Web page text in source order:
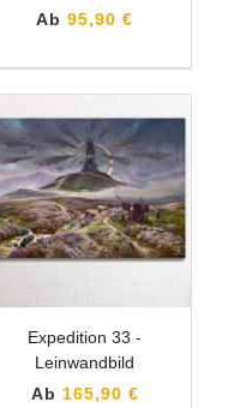
Ab 95,90 €
Expedition 33 -
Leinwandbild
Ab 165,90 €